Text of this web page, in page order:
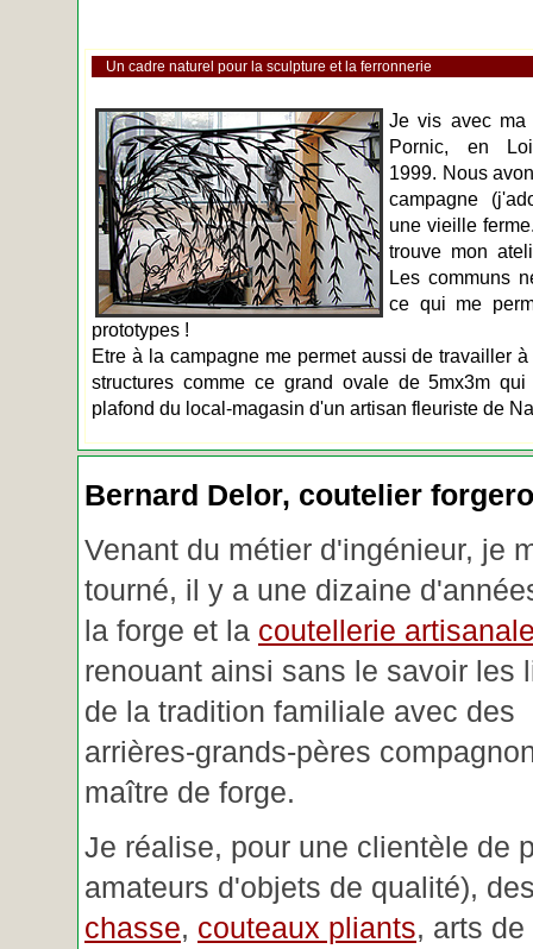
Un cadre naturel pour la sculpture et la ferronnerie
Je vis avec ma
Pornic, en
1999. Nous
campagne
une vieille
trouve mon
Les communs
ce qui me
prototypes !
Etre à la campagne me permet aussi de travailler
structures comme ce grand ovale de 5mx3m
plafond du local-magasin d'un artisan fleuriste de
Bernard Delor, coutelier
Venant du métier d'ingénieur, je
tourné, il y a une dizaine
la forge et la coutellerie
renouant ainsi sans le savoir les
de la tradition familiale avec des
arrières-grands-pères
maître de forge.
Je réalise, pour une clientèle de
amateurs d'objets de qualité),
chasse, couteaux pliants, arts